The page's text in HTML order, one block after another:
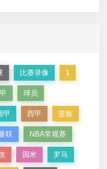
比赛录像 1
球员
甲 西甲 篮板
联 NBA常规赛
国米 罗马